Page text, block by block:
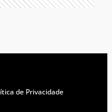
de Privacidade